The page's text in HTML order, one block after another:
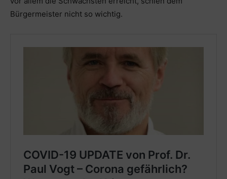
Bürgermeister nicht so wichtig.